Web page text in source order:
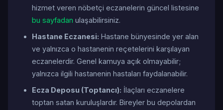
hizmet veren nöbetçi eczanelerin güncel listesine
bu sayfadan ulaşabilirsiniz.
Hastane Eczanesi: Hastane bünyesinde yer alan
ve yalnızca o hastanenin reçetelerini karşılayan
eczanelerdir. Genel kamuya açık olmayabilir;
yalnızca ilgili hastanenin hastaları faydalanabilir.
Ecza Deposu (Toptancı): İlaçları eczanelere
toptan satan kuruluşlardır. Bireyler bu depolardan